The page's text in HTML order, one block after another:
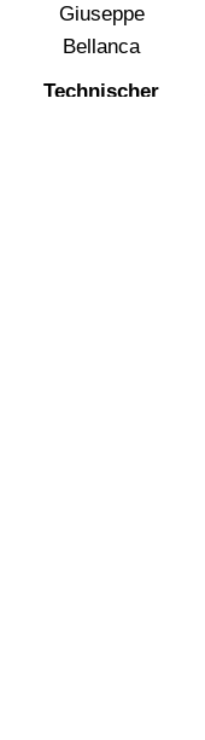
Giuseppe
Bellanca
Technischer